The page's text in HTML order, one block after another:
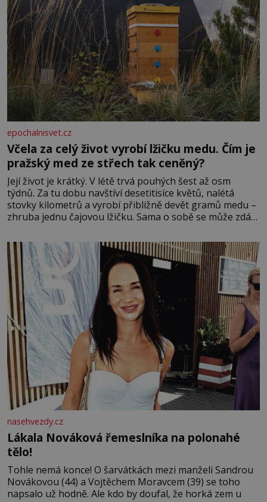
epochalnisvet.cz
Včela za celý život vyrobí lžičku medu. Čím je
pražský med ze střech tak ceněný?
Její život je krátký. V létě trvá pouhých šest až osm
týdnů. Za tu dobu navštíví desetitisíce květů, nalétá
stovky kilometrů a vyrobí přibližně devět gramů medu –
zhruba jednu čajovou lžičku. Sama o sobě se může zdát
tisíc příslušnic svého včelstva, vznikne jeden z
nejdokonalejších organismů
nasehvezdy.cz
Lákala Nováková řemeslníka na polonahé
tělo!
Tohle nemá konce! O šarvátkách mezi manželi Sandrou
Novákovou (44) a Vojtěchem Moravcem (39) se toho
napsalo už hodně. Ale kdo by doufal, že horká zem u